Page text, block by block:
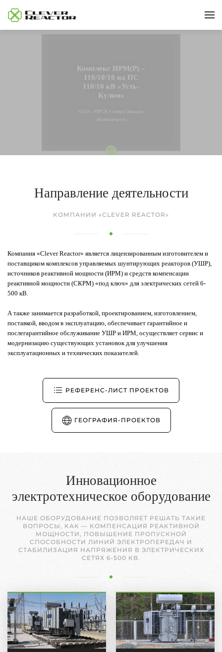
Перейти к содержимому
Комплекс ИРМ(Р) –
110/10/10 на ПС
110/10 кВ «Усть-
Кулом»
ОАО «МРСК Северо-Запада»
«Комиэнерго»
Направление деятельности
КОМПАНИИ «CLEVER REACTOR»
Компания «Clever Reactor» является лицензированным изготовителем и
поставщиком комплексов управляемых шунтирующих реакторов (УШР),
источников реактивной мощности (ИРМ) и средств компенсации
реактивной мощности (СКРМ) «под ключ» для электрических сетей 6-
500 кВ.
А также занимается разработкой, проектированием, изготовлением,
поставкой, вводом в эксплуатацию, обеспечивает гарантийное и
послегарантийное обслуживание УШР и ИРМ, осуществляет сервис и
модернизацию существующих установок для улучшения
эксплуатационных и технических показателей.
РЕФЕРЕНС-ЛИСТ ПРОЕКТОВ
ГЕОГРАФИЯ-ПРОЕКТОВ
Инновационное
электротехническое оборудование
НАШЕ ОБОРУДОВАНИЕ ПОЗВОЛЯЕТ РЕШАТЬ ТАКИЕ
ВОПРОСЫ, КАК — КОМПЕНСАЦИЯ РЕАКТИВНОЙ
МОЩНОСТИ, ПОВЫШЕНИЕ ПРОПУСКНОЙ
СПОСОБНОСТИ ЛИНИЙ ЭЛЕКТРОПЕРЕДАЧ И
СТАБИЛИЗАЦИЯ НАПРЯЖЕНИЯ В ЭЛЕКТРИЧЕСКИХ
СЕТЯХ 6-500 КВ.